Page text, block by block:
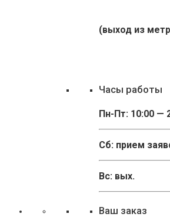
(выход из
Часы работы
Пн-Пт: 10:00 —
Сб: прием
Вс: вых.
Ваш заказ